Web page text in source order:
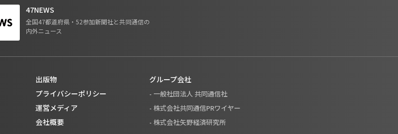
47NEWS
全国47都道府県・52参加新聞社と共同通信の
内外ニュース
出版物
プライバシーポリシー
運営メディア
会社概要
グループ会社
- 一般社団法人 共同通信社
- 株式会社共同通信PRワイヤー
- 株式会社矢野経済研究所